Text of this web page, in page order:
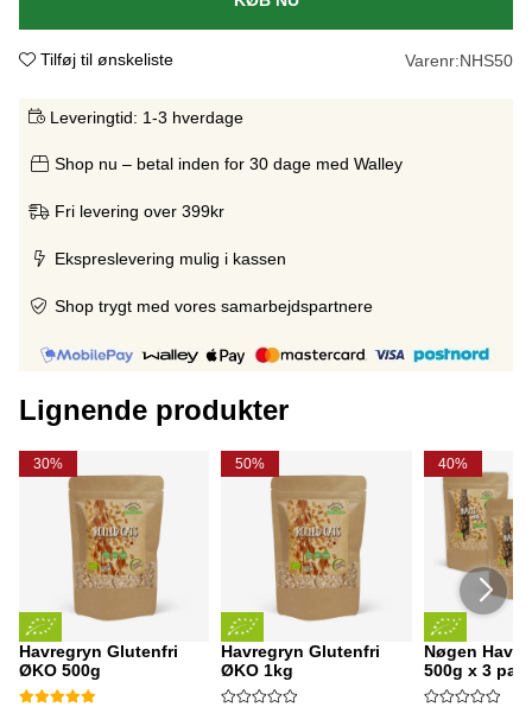
Tilføj til ønskeliste Varenr:NHS50
Leveringtid: 1-3 hverdage
Shop nu – betal inden for 30 dage med Walley
Fri levering over 399kr
Ekspreslevering mulig i kassen
Shop trygt med vores samarbejdspartnere
Lignende produkter
30%
Havregryn Glutenfri
ØKO 500g
50%
Havregryn Glutenfri
ØKO 1kg
40%
Nøgen
500g x 3